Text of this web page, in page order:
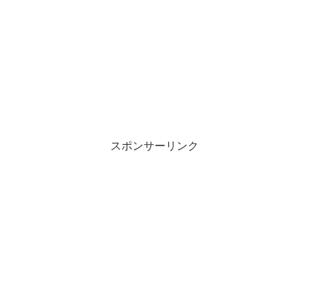
スポンサーリンク